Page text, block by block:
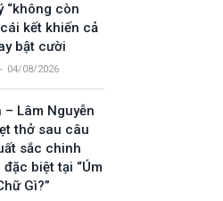
“không còn
kết khiến cả
bật cười
04/08/2026
– Lâm Nguyễn
thở sau câu
sắc chinh
biệt tại “Úm
Gì?”